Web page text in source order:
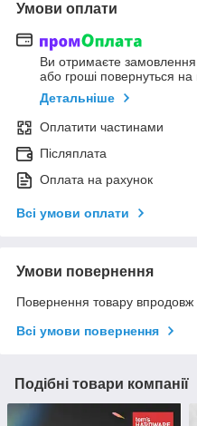
Умови оплати
Ви отримаєте замовлення
або гроші повернуться на
Детальніше
Оплатити частинами
Післяплата
Оплата на рахунок
Всі умови оплати
Умови повернення
Повернення товару впродовж
Всі умови повернення
Подібні товари компанії